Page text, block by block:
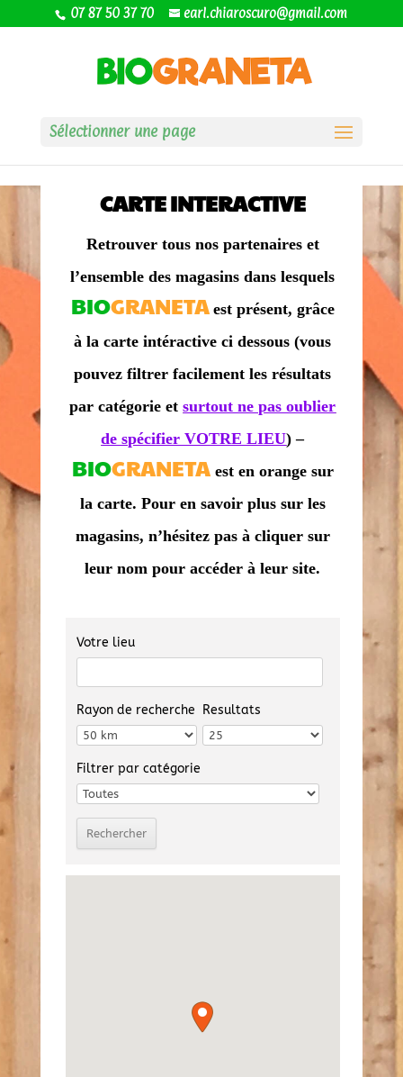
07 87 50 37 70 earl.chiaroscuro@gmail.com
Sélectionner une page
CARTE INTERACTIVE
Retrouver tous nos partenaires et
l’ensemble des magasins dans lesquels
BIOGRANETA est présent, grâce
à la carte intéractive ci dessous (vous
pouvez filtrer facilement les résultats
par catégorie etsurtout ne pas oublier
de spécifier VOTRE LIEU) –
BIOGRANETAest en orange sur
la carte. Pour en savoir plus sur les
magasins, n’hésitez pas à cliquer sur
leur nom pour accéder à leur site.
Votre lieu
Rayon de recherche Resultats
Filtrer par catégorie